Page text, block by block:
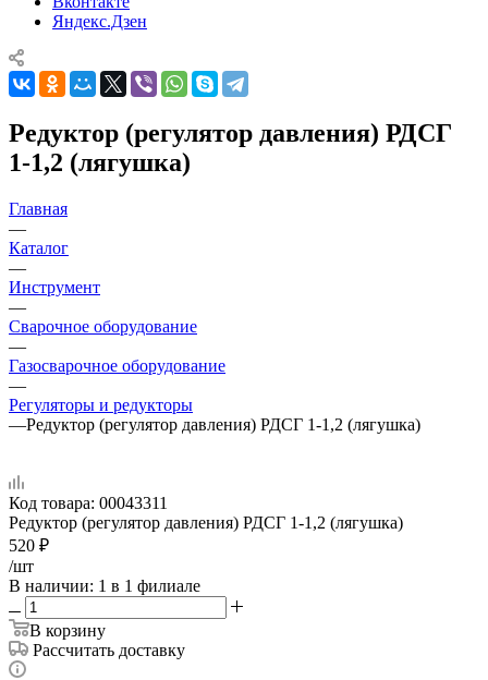
Яндекс.Дзен
Редуктор (регулятор давления) РДСГ
1-1,2 (лягушка)
Главная
—
Каталог
—
Инструмент
—
Сварочное оборудование
—
Газосварочное оборудование
—
Регуляторы и редукторы
—Редуктор (регулятор давления) РДСГ 1-1,2 (лягушка)
Код товара: 00043311
Редуктор (регулятор давления) РДСГ 1-1,2 (лягушка)
520 ₽
/шт
В наличии: 1 в 1 филиале
В корзину
Рассчитать доставку